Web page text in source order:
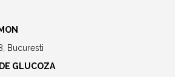
Bucuresti
GLUCOZA